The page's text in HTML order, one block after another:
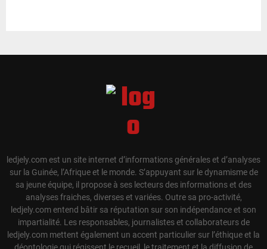
ledjely.com est un site internet d’informations générales et d’analyses
sur la Guinée, l’Afrique et le monde. S’appuyant sur le dynamisme de
sa jeune équipe, il propose à ses lecteurs des informations et des
analyses fraiches, diverses et variées. Outre sa pro-activité,
ledjely.com entend bâtir sa réputation sur son indépendance et son
impartialité. Les responsables, journalistes et collaborateurs de
ledjely.com mettent également un accent particulier sur l’éthique et la